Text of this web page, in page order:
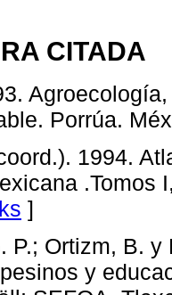
CITADA
Porrúa.
1994.
.Tomos
]
P.; Ortizm, B.
y